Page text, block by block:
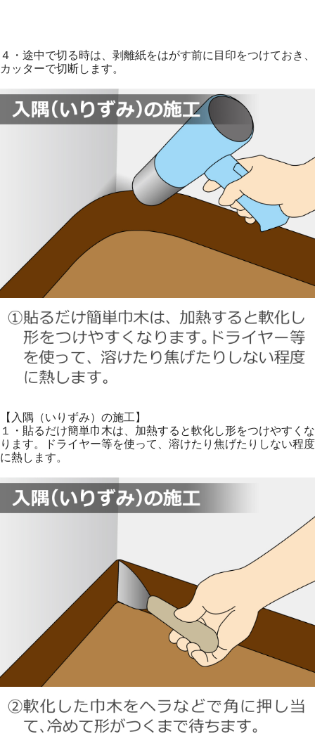
４・途中で切る時は、剥離紙をはがす前に目印をつけておき、
カッターで切断します。
【入隅（いりずみ）の施工】
１・貼るだけ簡単巾木は、加熱すると軟化し形をつけやすくな
ります。ドライヤー等を使って、溶けたり焦げたりしない程度
に熱します。